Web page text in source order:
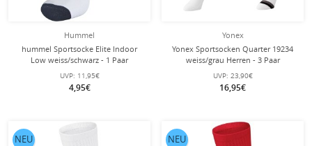
Hummel
hummel Sportsocke Elite Indoor
Low weiss/schwarz - 1 Paar
UVP: 11,95€
4,95€
Yonex
Yonex Sportsocken Quarter 19234
weiss/grau Herren - 3 Paar
UVP: 23,90€
16,95€
NEU NEU